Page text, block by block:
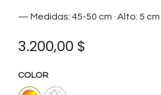
— Medidas: 45-50 cm · Alto: 5 cm
3.200,00 $
COLOR